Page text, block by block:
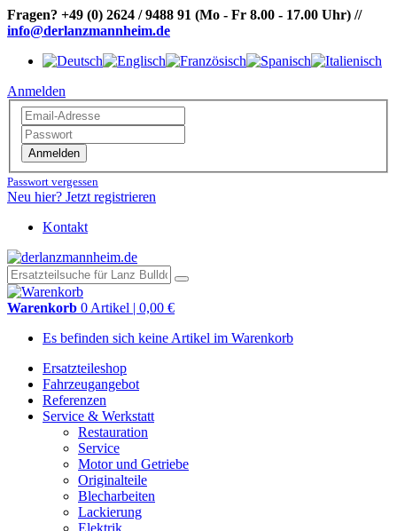
Fragen? +49 (0) 2624 / 9488 91 (Mo - Fr 8.00 - 17.00 Uhr) //
info@derlanzmannheim.de
Anmelden
Anmelden
Passwort vergessen
Neu hier? Jetzt registrieren
Kontakt
Warenkorb 0 Artikel | 0,00 €
Es befinden sich keine Artikel im Warenkorb
Ersatzteileshop
Fahrzeugangebot
Referenzen
Service & Werkstatt
Restauration
Service
Motor und Getriebe
Originalteile
Blecharbeiten
Lackierung
Elektrik